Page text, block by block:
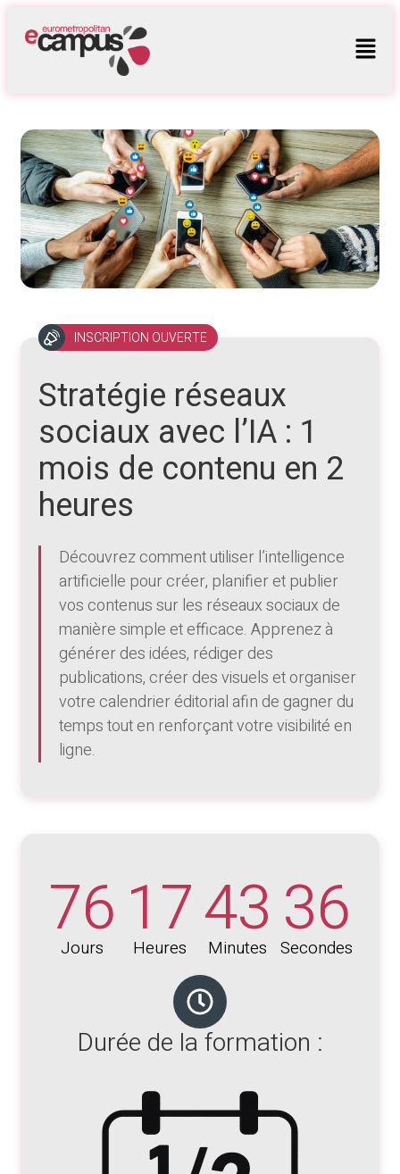
INSCRIPTION OUVERTE
Stratégie réseaux
sociaux avec l’IA : 1
mois de contenu en 2
heures
Découvrez comment utiliser l’intelligence
artificielle pour créer, planifier et publier
vos contenus sur les réseaux sociaux de
manière simple et efficace. Apprenez à
générer des idées, rédiger des
publications, créer des visuels et organiser
votre calendrier éditorial afin de gagner du
temps tout en renforçant votre visibilité en
ligne.
76
Jours 17
Heures 43
Minutes 36
Secondes
Durée de la formation :